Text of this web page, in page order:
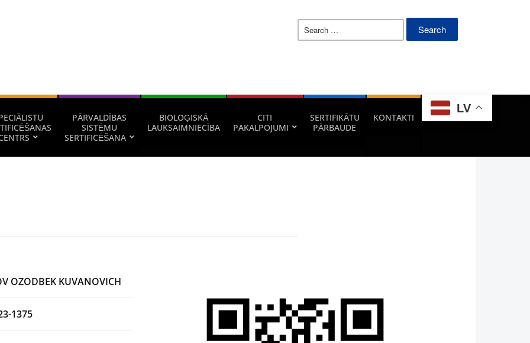
Search
PĀRVALDĪBAS
SISTĒMU
SERTIFICĒŠANA
BIOLOĢISKĀ
LAUKSAIMNIECĪBA
CITI
PAKALPOJUMI
SERTIFIKĀTU
PĀRBAUDE
KONTAKTI
LV
OZODBEK KUVANOVICH
1375